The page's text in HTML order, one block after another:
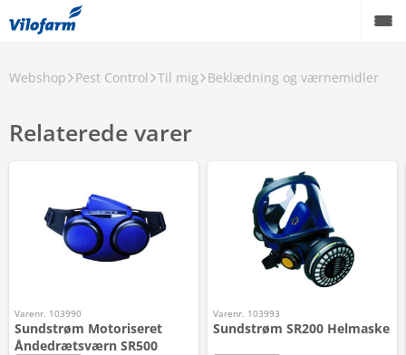
Webshop Pest Control Til mig Beklædning og værnemidler
Relaterede varer
Varenr. 103990
Sundstrøm Motoriseret
Åndedrætsværn SR500
Varenr. 103993
Sundstrøm SR200 Helmaske